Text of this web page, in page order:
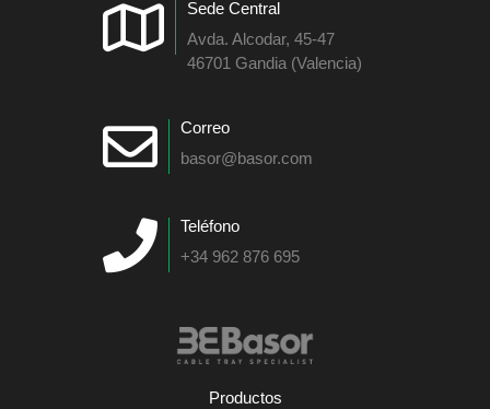
Sede Central
Avda. Alcodar, 45-47
46701 Gandia (Valencia)
Correo
basor@basor.com
Teléfono
+34 962 876 695
Productos